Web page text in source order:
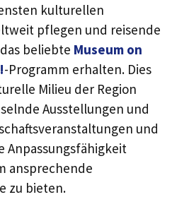
kulturellen
pflegen und reisende
beliebte Museum on
-Programm erhalten. Dies
Milieu der Region
Ausstellungen und
und
Anpassungsfähigkeit
ansprechende
zu bieten.